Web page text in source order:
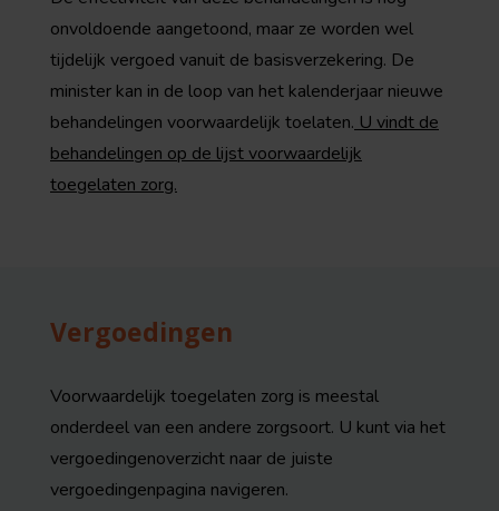
onvoldoende aangetoond, maar ze worden wel
tijdelijk vergoed vanuit de basisverzekering. De
minister kan in de loop van het kalenderjaar nieuwe
behandelingen voorwaardelijk toelaten. U vindt de
behandelingen op de lijst voorwaardelijk
toegelaten zorg.
Vergoedingen
Voorwaardelijk toegelaten zorg is meestal
onderdeel van een andere zorgsoort. U kunt via het
vergoedingenoverzicht naar de juiste
vergoedingenpagina navigeren.